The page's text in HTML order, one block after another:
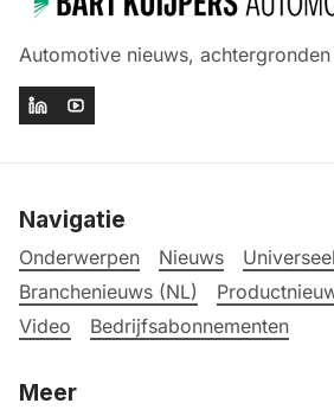
Automotive nieuws,
Navigatie
Onderwerpen Nieuws
Universeel
Branchenieuws (NL)
Video
Bedrijfsabonnementen
Meer